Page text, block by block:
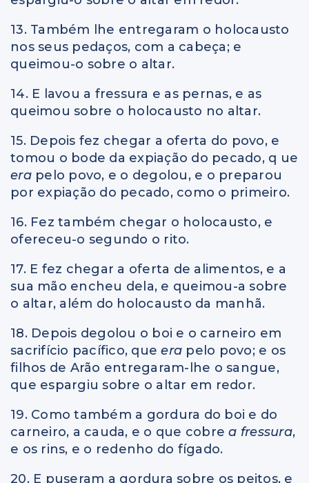
13. Também lhe entregaram o holocausto
nos seus pedaços, com a cabeça; e
queimou-o sobre o altar.
14. E lavou a fressura e as pernas, e as
queimou sobre o holocausto no altar.
15. Depois fez chegar a oferta do povo, e
tomou o bode da expiação do pecado, q ue
era pelo povo, e o degolou, e o preparou
por expiação do pecado, como o primeiro.
16. Fez também chegar o holocausto, e
ofereceu-o segundo o rito.
17. E fez chegar a oferta de alimentos, e a
sua mão encheu dela, e queimou-a sobre
o altar, além do holocausto da manhã.
18. Depois degolou o boi e o carneiro em
sacrifício pacífico, queera pelo povo; e os
filhos de Arão entregaram-lhe o sangue,
que espargiu sobre o altar em redor.
19. Como também a gordura do boi e do
carneiro, a cauda, e o que cobrea fressura,
e os rins, e o redenho do fígado.
20. E puseram a gordura sobre os peitos, e